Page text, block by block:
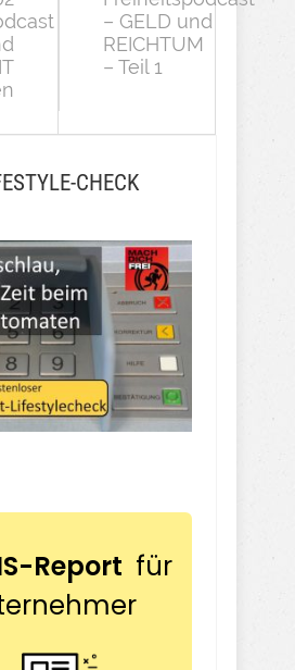
– GELD und
REICHTUM
– Teil 1
CHECK
Report für